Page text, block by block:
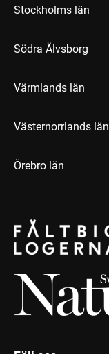
Stockholms län
Södra Älvsborg
Värmlands län
Västernorrlands län
Örebro län